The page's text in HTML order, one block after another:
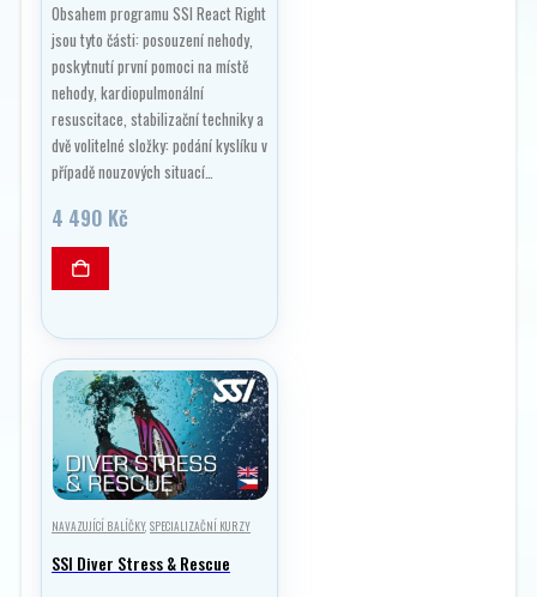
Obsahem programu SSI React Right
jsou tyto části: posouzení nehody,
poskytnutí první pomoci na místě
nehody, kardiopulmonální
resuscitace, stabilizační techniky a
dvě volitelné složky: podání kyslíku v
případě nouzových situací…
4 490 Kč
NAVAZUJÍCÍ BALÍČKY, SPECIALIZAČNÍ KURZY
SSI Diver Stress & Rescue